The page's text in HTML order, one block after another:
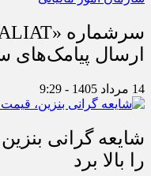
ارسال پیامک‌های
14 مرداد 1405 - 9:29
شایعه گرانی
را بالا برد